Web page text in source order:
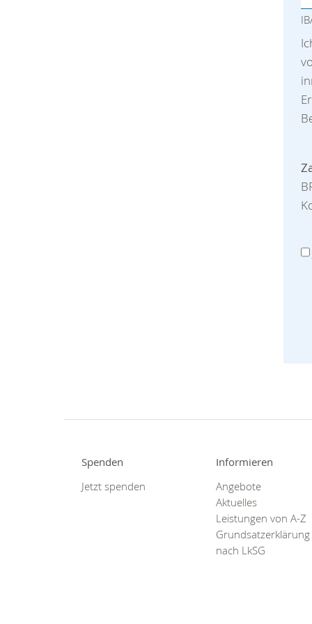
Spenden
Jetzt spenden
Informieren
Angebote
Aktuelles
Leistungen von A-Z
Grundsatzerklärung
nach LkSG